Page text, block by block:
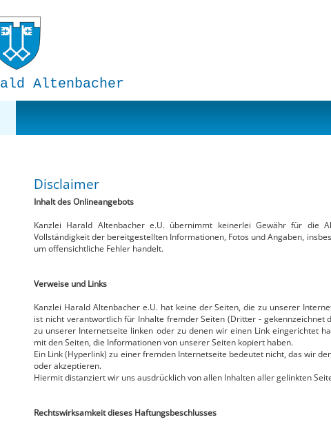
Altenbacher
Disclaimer
Inhalt des Onlineangebots
Kanzlei Harald Altenbacher e.U. übernimmt keinerlei Gewähr für die
Vollständigkeit der bereitgestellten Informationen, Fotos und Angaben,
um offensichtliche Fehler handelt.
Verweise und Links
Kanzlei Harald Altenbacher e.U. hat keine der Seiten, die zu unserer
ist nicht verantwortlich für Inhalte fremder Seiten (Dritter - gekennzeichnet
zu unserer Internetseite linken oder zu denen wir einen Link eingerichtet
mit den Seiten, die Informationen von unserer Seiten kopiert haben.
Ein Link (Hyperlink) zu einer fremden Internetseite bedeutet nicht, das wir
oder akzeptieren.
Hiermit distanziert wir uns ausdrücklich von allen Inhalten aller gelinkten
Rechtswirksamkeit dieses Haftungsbeschlusses